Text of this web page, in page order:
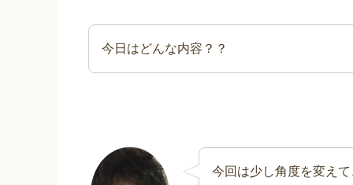
今日はどんな内容？？
今回は少し角度を変え